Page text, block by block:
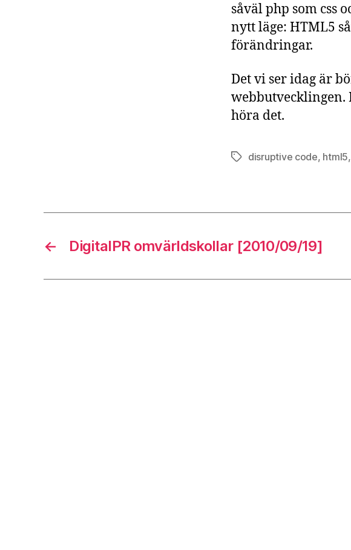
såväl php som css
nytt läge: HTML5
förändringar.
Det vi ser idag är
webbutvecklingen.
höra det.
Etiketter
disruptive code, html5,
← DigitalPR omvärldskollar [2010/09/19]